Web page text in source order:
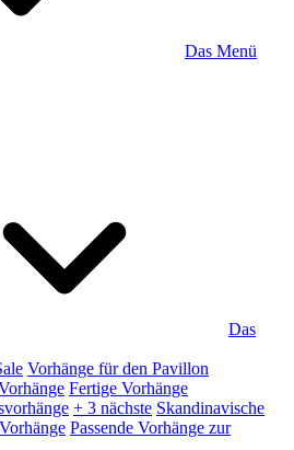
Das Menü
Das
Vorhänge für den Pavillon
Fertige Vorhänge
+ 3 nächste Skandinavische
Passende Vorhänge zur